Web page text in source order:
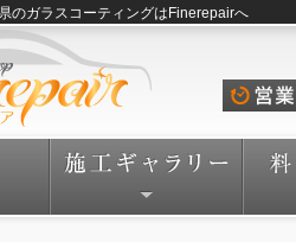
のガラスコーティングはFinerepairへ